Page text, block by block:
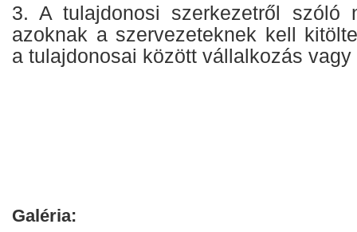
3. A tulajdonosi szerkezetről szóló
azoknak a szervezeteknek kell
a tulajdonosai között vállalkozás
Galéria: